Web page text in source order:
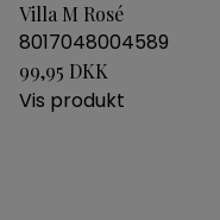
Villa M Rosé
8017048004589
99,95 DKK
Vis produkt